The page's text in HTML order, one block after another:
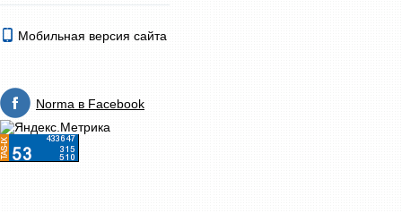
Мобильная версия сайта
Norma в Facebook